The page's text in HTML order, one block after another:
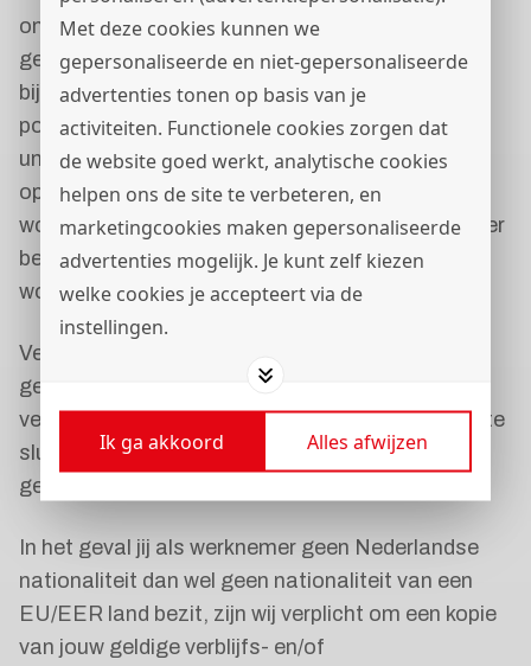
Met deze cookies kunnen we
gepersonaliseerde en niet-gepersonaliseerde
advertenties tonen op basis van je
activiteiten. Functionele cookies zorgen dat
de website goed werkt, analytische cookies
helpen ons de site te verbeteren, en
marketingcookies maken gepersonaliseerde
advertenties mogelijk. Je kunt zelf kiezen
welke cookies je accepteert via de
instellingen.
Ik ga akkoord Alles afwijzen
ontvangt de potentiële opdrachtgever eventueel
gegevens die gekwalificeerd kunnen worden als
bijzondere categorie persoonsgegevens. De
potentiële opdrachtgever ontvangt echter een
unieke link, waardoor slechts de potentiële
opdrachtgever deze video kan bekijken. De video
wordt voor een bepaalde termijn (5 werkdagen) ter
beschikking gesteld en kan slechts tot 5 keer
worden bekeken. Hierna vervalt de unieke link.
Verstrekking van persoonsgegevens aan derden
geschiedt alleen op basis van een wettelijke
verplichting, dan wel ter uitvoering van een (nog te
sluiten) overeenkomst of als er een
gerechtvaardigd belang bestaat.
In het geval jij als werknemer geen Nederlandse
nationaliteit dan wel geen nationaliteit van een
EU/EER land bezit, zijn wij verplicht om een kopie
van jouw geldige verblijfs- en/of